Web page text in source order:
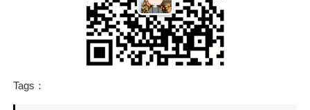
Tags：